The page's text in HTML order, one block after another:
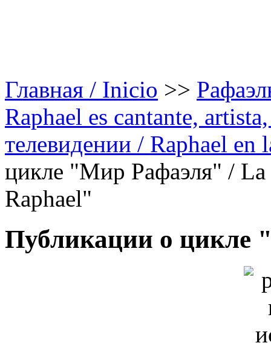
Главная / Inicio >>
Raphael es cantante,
телевидении / Raphael en
цикле "Мир Рафаэля" / La
Raphael"
Публикации о